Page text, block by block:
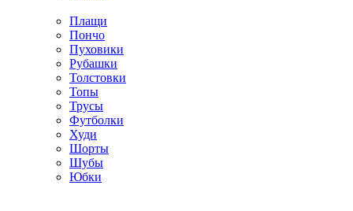
Плащи
Пончо
Пуховики
Рубашки
Толстовки
Топы
Трусы
Футболки
Худи
Шорты
Шубы
Юбки